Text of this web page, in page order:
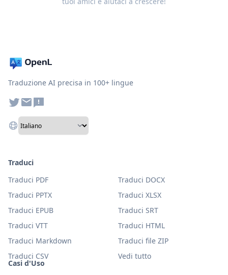
Traduzione AI precisa in 100+ lingue
Casi d'Uso
Traduci
Traduci PDF
Traduci DOCX
Traduci PPTX
Traduci XLSX
Traduci EPUB
Traduci SRT
Traduci VTT
Traduci HTML
Traduci Markdown
Traduci file ZIP
Traduci CSV
Vedi tutto